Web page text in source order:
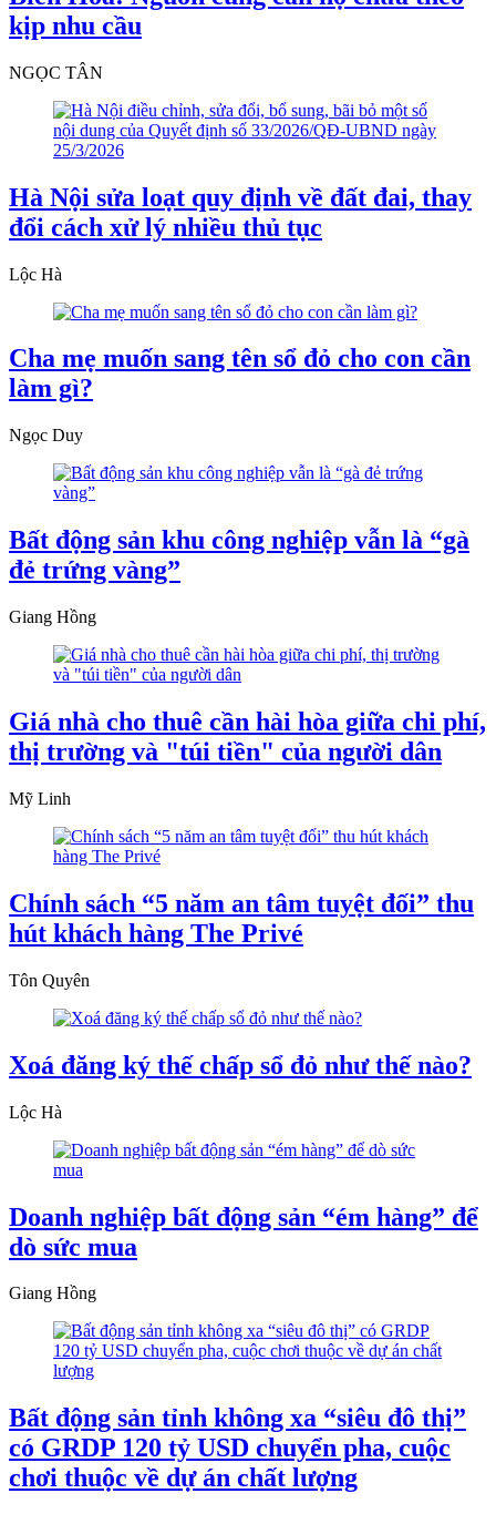
kịp nhu cầu
NGỌC TÂN
Hà Nội sửa loạt quy định về đất đai, thay
đổi cách xử lý nhiều thủ tục
Lộc Hà
Cha mẹ muốn sang tên sổ đỏ cho con cần
làm gì?
Ngọc Duy
Bất động sản khu công nghiệp vẫn là “gà
đẻ trứng vàng”
Giang Hồng
Giá nhà cho thuê cần hài hòa giữa chi phí,
thị trường và "túi tiền" của người dân
Mỹ Linh
Chính sách “5 năm an tâm tuyệt đối” thu
hút khách hàng The Privé
Tôn Quyên
Xoá đăng ký thế chấp sổ đỏ như thế nào?
Lộc Hà
Doanh nghiệp bất động sản “ém hàng” để
dò sức mua
Giang Hồng
Bất động sản tỉnh không xa “siêu đô thị”
có GRDP 120 tỷ USD chuyển pha, cuộc
chơi thuộc về dự án chất lượng